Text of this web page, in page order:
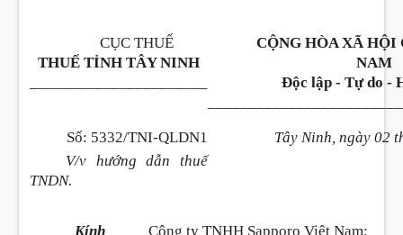
CỤC THUẾ
THUẾ TỈNH TÂY NINH
CỘNG HÒA XÃ
NAM
Độc lập - Tự do -
Số: 5332/TNI-QLDN1
V/v hướng dẫn thuế
TNDN.
Tây Ninh, ngày 02
Kính
Công ty TNHH Sapporo Việt Nam;